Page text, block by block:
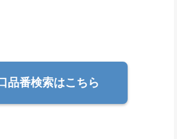
品番検索はこちら